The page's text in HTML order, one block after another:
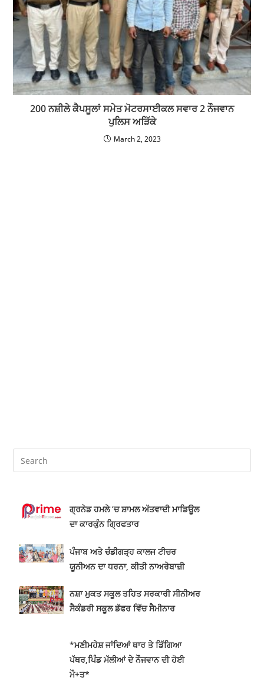
200 ਨਸ਼ੀਲੇ ਕੈਪਸੂਲਾਂ ਸਮੇਤ ਮੋਟਰਸਾਈਕਲ ਸਵਾਰ 2 ਨੌਜਵਾਨ
ਪੁਲਿਸ ਅੜਿੱਕੇ
March 2, 2023
ਗ੍ਰਨੇਡ ਹਮਲੇ ’ਚ ਸ਼ਾਮਲ ਅੱਤਵਾਦੀ ਮਾਡਿਊਲ
ਦਾ ਕਾਰਕੁੰਨ ਗ੍ਰਿਫਤਾਰ
ਪੰਜਾਬ ਅਤੇ ਚੰਡੀਗੜ੍ਹ ਕਾਲਜ ਟੀਚਰ
ਯੂਨੀਅਨ ਦਾ ਧਰਨਾ, ਕੀਤੀ ਨਾਅਰੇਬਾਜ਼ੀ
ਨਸ਼ਾ ਮੁਕਤ ਸਕੂਲ ਤਹਿਤ ਸਰਕਾਰੀ ਸੀਨੀਅਰ
ਸੈਕੰਡਰੀ ਸਕੂਲ ਡੱਫਰ ਵਿੱਚ ਸੈਮੀਨਾਰ
*ਮਣੀਮਹੇਸ਼ ਜਾਂਦਿਆਂ ਥਾਰ ਤੇ ਡਿੱਗਿਆ
ਪੱਥਰ,ਪਿੰਡ ਮੱਲੀਆਂ ਦੇ ਨੌਜਵਾਨ ਦੀ ਹੋਈ
ਮੌ+ਤ*